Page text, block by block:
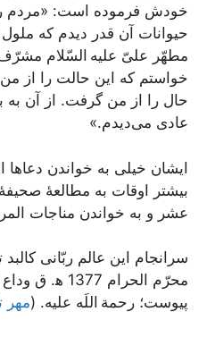
خودش فرموده است: «مردم
حیوانات آن قدر دیدم که
مطهّر علیّ علیه السّلام
خواستم که این حالت را از
حال را از من گرفت. از آن
عادی می‌دیدم.»
ایشان خیلی به خواندن
بیشتر اوقات به مطالعۀ
عشر و به خواندن مناجات
محرّم الحرام
پیوست؛ رحمة اللَه علیه. (مهر